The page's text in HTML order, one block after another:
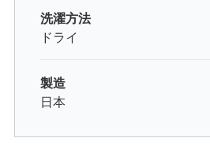
洗濯方法
ドライ
製造
日本